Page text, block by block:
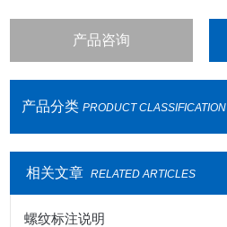
产品咨询
产品分类 PRODUCT CLASSIFICATION
相关文章 RELATED ARTICLES
螺纹标注说明